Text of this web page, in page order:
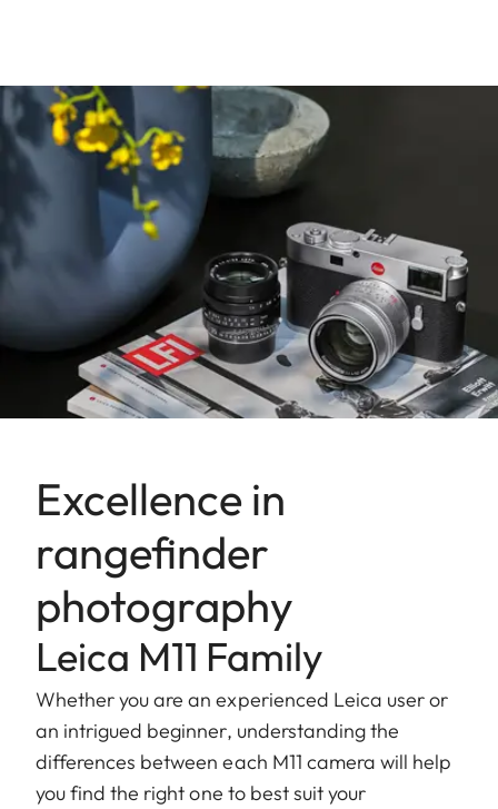
Excellence in
rangefinder
photography
Leica M11 Family
Whether you are an experienced Leica user or
an intrigued beginner, understanding the
differences between each M11 camera will help
you find the right one to best suit your